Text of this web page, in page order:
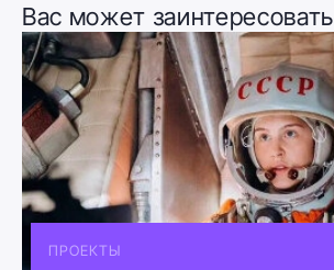
Вас может заинтересовать
ПРОЕКТЫ